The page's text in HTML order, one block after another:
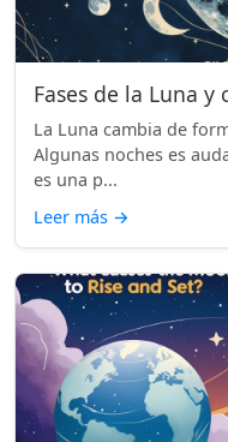
Fases de la Luna y
La Luna cambia de
Algunas noches es
es una p...
Leer más →